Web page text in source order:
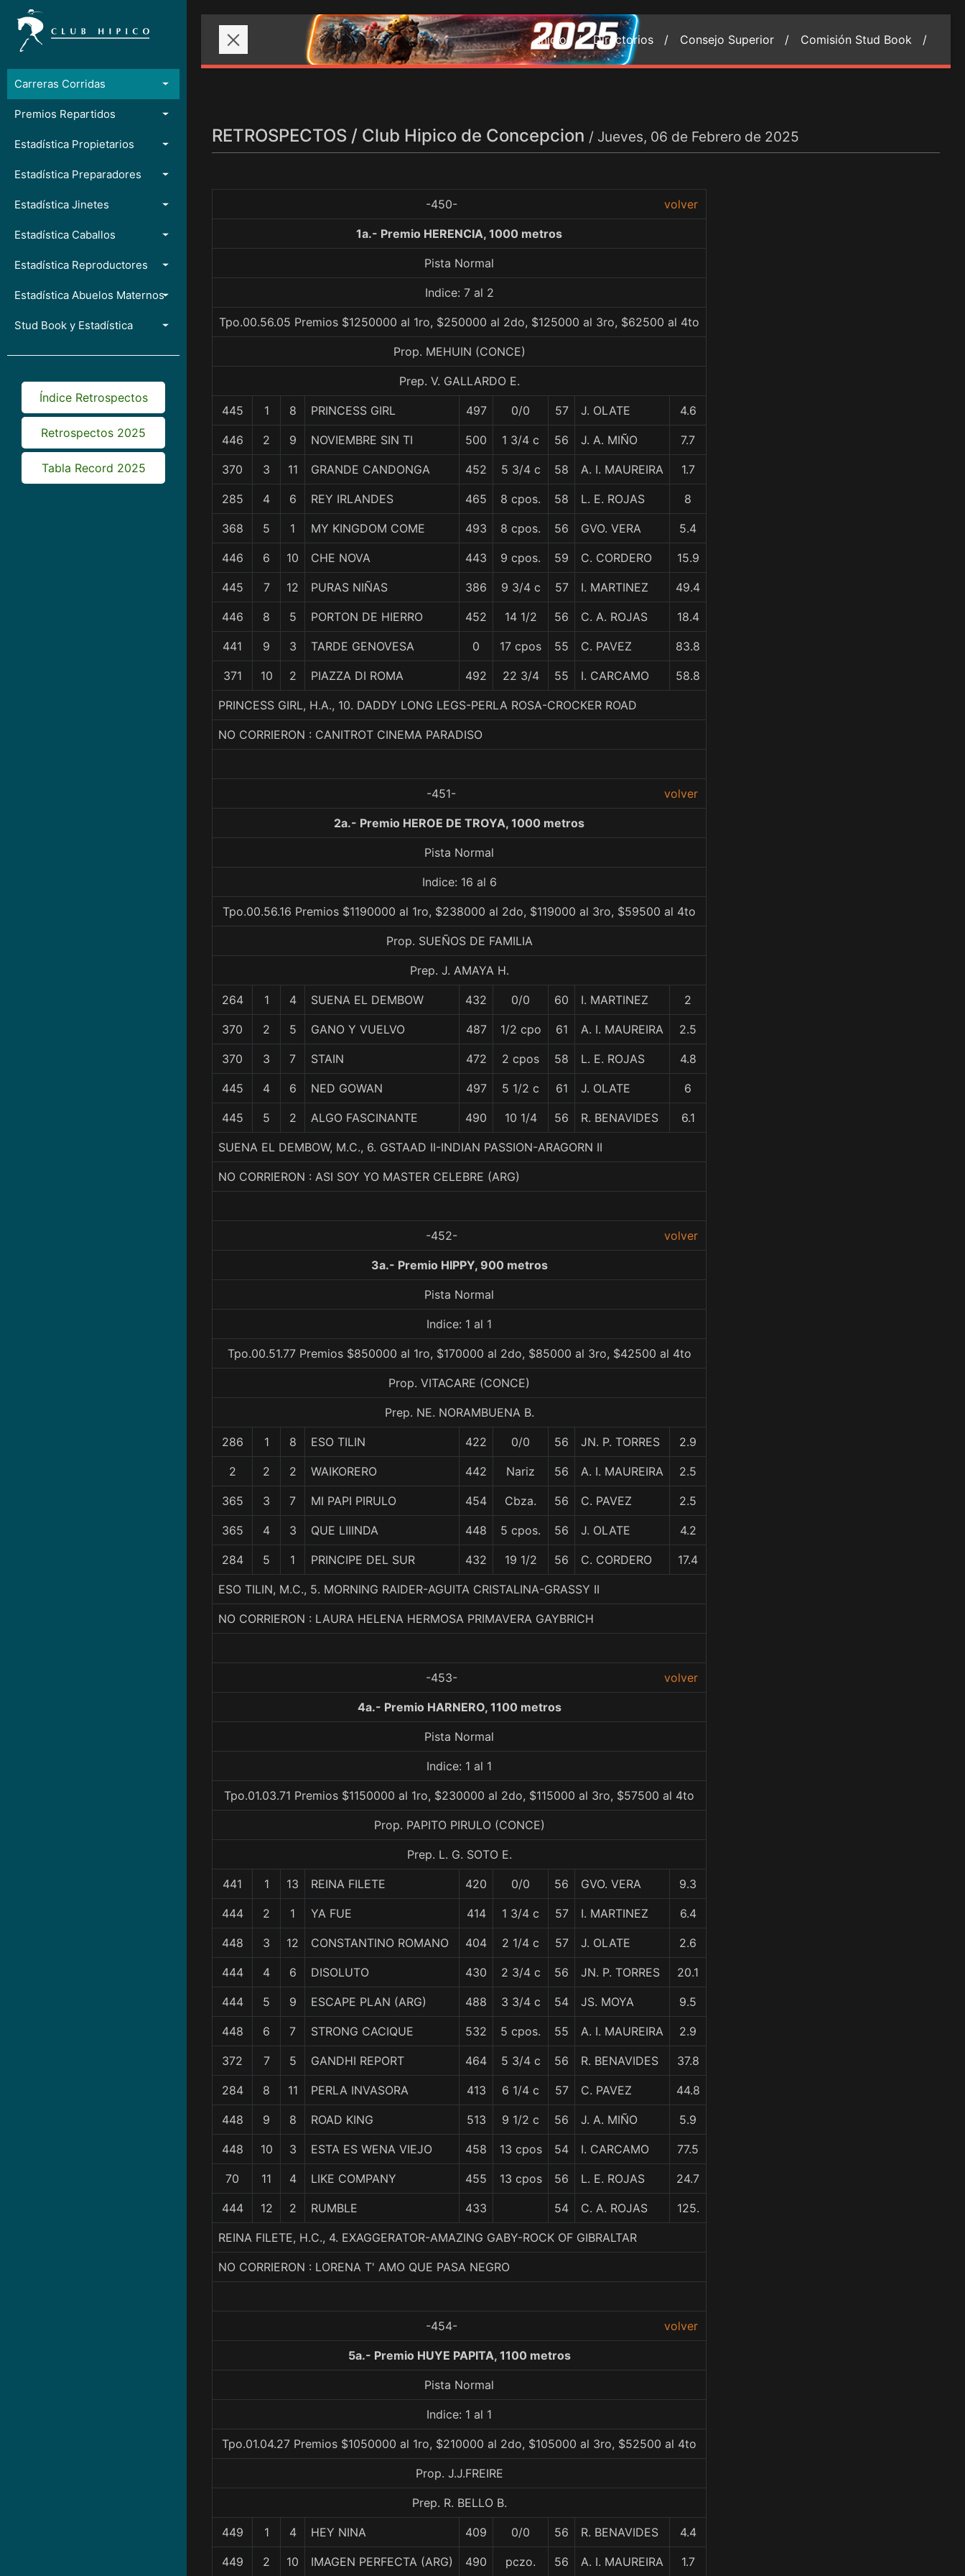
Carreras Corridas
Premios Repartidos
Estadística Propietarios
Estadística Preparadores
Estadística Jinetes
Estadística Caballos
Estadística Reproductores
Estadística Abuelos Maternos
Stud Book y Estadística
Índice Retrospectos
Retrospectos 2025
Tabla Record 2025
Inicio / Directorios / Consejo Superior / Comisión Stud Book /
RETROSPECTOS / Club Hipico de Concepcion / Jueves, 06 de Febrero de 2025
-450- volver
1a.- Premio HERENCIA, 1000 metros
Pista Normal
Indice: 7 al 2
Tpo.00.56.05 Premios $1250000 al 1ro, $250000 al 2do, $125000 al 3ro, $62500 al 4to
Prop. MEHUIN (CONCE)
Prep. V. GALLARDO E.
445 1 8 PRINCESS GIRL 497 0/0 57 J. OLATE 4.6
446 2 9 NOVIEMBRE SIN TI 500 1 3/4 c 56 J. A. MIÑO 7.7
370 3 11 GRANDE CANDONGA 452 5 3/4 c 58 A. I. MAUREIRA 1.7
285 4 6 REY IRLANDES 465 8 cpos. 58 L. E. ROJAS 8
368 5 1 MY KINGDOM COME 493 8 cpos. 56 GVO. VERA 5.4
446 6 10 CHE NOVA 443 9 cpos. 59 C. CORDERO 15.9
445 7 12 PURAS NIÑAS 386 9 3/4 c 57 I. MARTINEZ 49.4
446 8 5 PORTON DE HIERRO 452 14 1/2 56 C. A. ROJAS 18.4
441 9 3 TARDE GENOVESA 0 17 cpos 55 C. PAVEZ 83.8
371 10 2 PIAZZA DI ROMA 492 22 3/4 55 I. CARCAMO 58.8
PRINCESS GIRL, H.A., 10. DADDY LONG LEGS-PERLA ROSA-CROCKER ROAD
NO CORRIERON : CANITROT CINEMA PARADISO
-451- volver
2a.- Premio HEROE DE TROYA, 1000 metros
Pista Normal
Indice: 16 al 6
Tpo.00.56.16 Premios $1190000 al 1ro, $238000 al 2do, $119000 al 3ro, $59500 al 4to
Prop. SUEÑOS DE FAMILIA
Prep. J. AMAYA H.
264 1 4 SUENA EL DEMBOW 432 0/0 60 I. MARTINEZ 2
370 2 5 GANO Y VUELVO 487 1/2 cpo 61 A. I. MAUREIRA 2.5
370 3 7 STAIN 472 2 cpos 58 L. E. ROJAS 4.8
445 4 6 NED GOWAN 497 5 1/2 c 61 J. OLATE 6
445 5 2 ALGO FASCINANTE 490 10 1/4 56 R. BENAVIDES 6.1
SUENA EL DEMBOW, M.C., 6. GSTAAD II-INDIAN PASSION-ARAGORN II
NO CORRIERON : ASI SOY YO MASTER CELEBRE (ARG)
-452- volver
3a.- Premio HIPPY, 900 metros
Pista Normal
Indice: 1 al 1
Tpo.00.51.77 Premios $850000 al 1ro, $170000 al 2do, $85000 al 3ro, $42500 al 4to
Prop. VITACARE (CONCE)
Prep. NE. NORAMBUENA B.
286 1 8 ESO TILIN 422 0/0 56 JN. P. TORRES 2.9
2 2 2 WAIKORERO 442 Nariz 56 A. I. MAUREIRA 2.5
365 3 7 MI PAPI PIRULO 454 Cbza. 56 C. PAVEZ 2.5
365 4 3 QUE LIIINDA 448 5 cpos. 56 J. OLATE 4.2
284 5 1 PRINCIPE DEL SUR 432 19 1/2 56 C. CORDERO 17.4
ESO TILIN, M.C., 5. MORNING RAIDER-AGUITA CRISTALINA-GRASSY II
NO CORRIERON : LAURA HELENA HERMOSA PRIMAVERA GAYBRICH
-453- volver
4a.- Premio HARNERO, 1100 metros
Pista Normal
Indice: 1 al 1
Tpo.01.03.71 Premios $1150000 al 1ro, $230000 al 2do, $115000 al 3ro, $57500 al 4to
Prop. PAPITO PIRULO (CONCE)
Prep. L. G. SOTO E.
441 1 13 REINA FILETE 420 0/0 56 GVO. VERA 9.3
444 2 1 YA FUE 414 1 3/4 c 57 I. MARTINEZ 6.4
448 3 12 CONSTANTINO ROMANO 404 2 1/4 c 57 J. OLATE 2.6
444 4 6 DISOLUTO 430 2 3/4 c 56 JN. P. TORRES 20.1
444 5 9 ESCAPE PLAN (ARG) 488 3 3/4 c 54 JS. MOYA 9.5
448 6 7 STRONG CACIQUE 532 5 cpos. 55 A. I. MAUREIRA 2.9
372 7 5 GANDHI REPORT 464 5 3/4 c 56 R. BENAVIDES 37.8
284 8 11 PERLA INVASORA 413 6 1/4 c 57 C. PAVEZ 44.8
448 9 8 ROAD KING 513 9 1/2 c 56 J. A. MIÑO 5.9
448 10 3 ESTA ES WENA VIEJO 458 13 cpos 54 I. CARCAMO 77.5
70 11 4 LIKE COMPANY 455 13 cpos 56 L. E. ROJAS 24.7
444 12 2 RUMBLE 433 54 C. A. ROJAS 125.
REINA FILETE, H.C., 4. EXAGGERATOR-AMAZING GABY-ROCK OF GIBRALTAR
NO CORRIERON : LORENA T' AMO QUE PASA NEGRO
-454- volver
5a.- Premio HUYE PAPITA, 1100 metros
Pista Normal
Indice: 1 al 1
Tpo.01.04.27 Premios $1050000 al 1ro, $210000 al 2do, $105000 al 3ro, $52500 al 4to
Prop. J.J.FREIRE
Prep. R. BELLO B.
449 1 4 HEY NINA 409 0/0 56 R. BENAVIDES 4.4
449 2 10 IMAGEN PERFECTA (ARG) 490 pczo. 56 A. I. MAUREIRA 1.7